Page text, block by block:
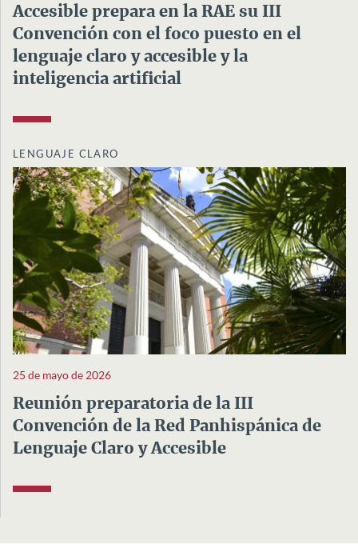
Accesible prepara en la RAE su III
Convención con el foco puesto en el
lenguaje claro y accesible y la
inteligencia artificial
LENGUAJE CLARO
25 de mayo de 2026
Reunión preparatoria de la III
Convención de la Red Panhispánica de
Lenguaje Claro y Accesible